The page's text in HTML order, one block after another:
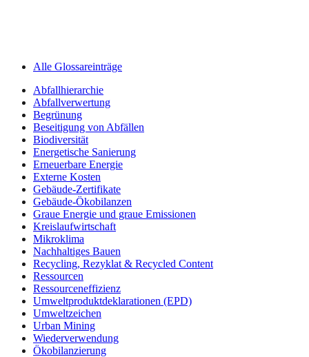
Alle Glossareinträge
Abfallhierarchie
Abfallverwertung
Begrünung
Beseitigung von Abfällen
Biodiversität
Energetische Sanierung
Erneuerbare Energie
Externe Kosten
Gebäude-Zertifikate
Gebäude-Ökobilanzen
Graue Energie und graue Emissionen
Kreislaufwirtschaft
Mikroklima
Nachhaltiges Bauen
Recycling, Rezyklat & Recycled Content
Ressourcen
Ressourceneffizienz
Umweltprodukt­deklarationen (EPD)
Umweltzeichen
Urban Mining
Wiederverwendung
Ökobilanzierung